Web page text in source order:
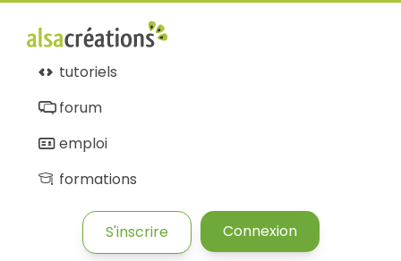
tutoriels
forum
emploi
formations
S'inscrire Connexion